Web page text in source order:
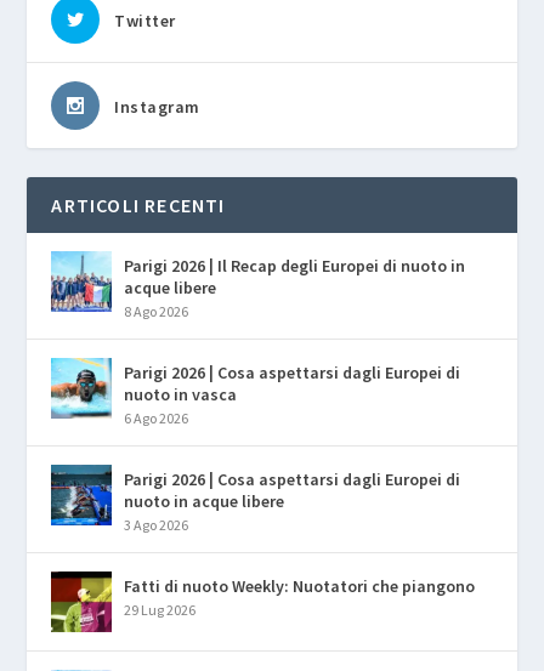
Twitter
Instagram
ARTICOLI RECENTI
Parigi 2026 | Il Recap degli Europei di nuoto in
acque libere
8 Ago 2026
Parigi 2026 | Cosa aspettarsi dagli Europei di
nuoto in vasca
6 Ago 2026
Parigi 2026 | Cosa aspettarsi dagli Europei di
nuoto in acque libere
3 Ago 2026
Fatti di nuoto Weekly: Nuotatori che piangono
29 Lug 2026